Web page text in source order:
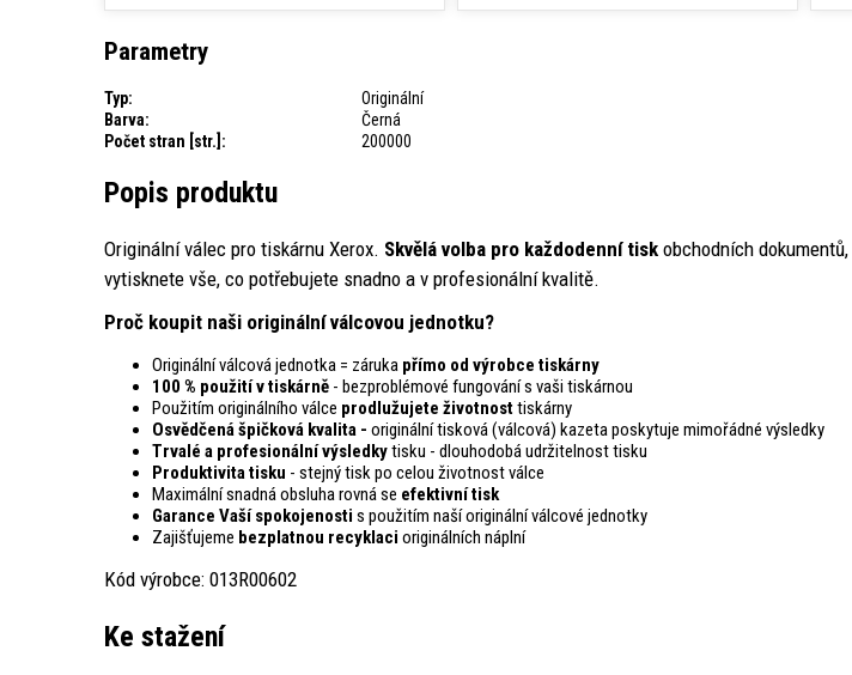
Parametry
Typ:
Originální
Barva:
Černá
Počet stran [str.]:
200000
Popis produktu
Originální válec pro tiskárnu Xerox. Skvělá volba pro každodenní tisk obchodních
vytisknete vše, co potřebujete snadno a v profesionální kvalitě.
Proč koupit naši originální válcovou jednotku?
Originální válcová jednotka = záruka přímo od výrobce tiskárny
100 % použití v tiskárně - bezproblémové fungování s vaši tiskárnou
Použitím originálního válce prodlužujete životnosttiskárny
Osvědčená špičková kvalita - originální tisková (válcová) kazeta poskytuje mimořádné výsledky
Trvalé a profesionální výsledkytisku - dlouhodobá udržitelnost tisku
Produktivita tisku - stejný tisk po celou životnost válce
Maximální snadná obsluha rovná se efektivní tisk
Garance Vaší spokojenosti s použitím naší originální válcové jednotky
Zajišťujeme bezplatnou recyklaci originálních náplní
Kód výrobce: 013R00602
Ke stažení